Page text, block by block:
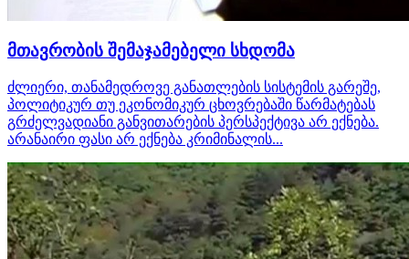
მთავრობის შემაჯამებელი სხდომა
ძლიერი, თანამედროვე განათლების სისტემის გარეშე,
პოლიტიკურ თუ ეკონომიკურ ცხოვრებაში წარმატებას
გრძელვადიანი განვითარების პერსპექტივა არ ექნება.
არანაირი ფასი არ ექნება კრიმინალის...